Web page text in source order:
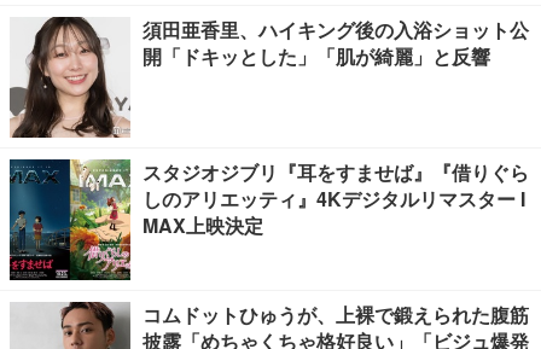
須田亜香里、ハイキング後の入浴ショット公
開「ドキッとした」「肌が綺麗」と反響
スタジオジブリ『耳をすませば』『借りぐら
しのアリエッティ』4Kデジタルリマスター I
MAX上映決定
コムドットひゅうが、上裸で鍛えられた腹筋
披露「めちゃくちゃ格好良い」「ビジュ爆発